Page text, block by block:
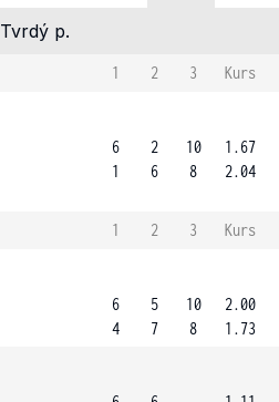
Tvrdý p.
1 2 3
Kurs
6
1
2
6
10
8
1.67
2.04
1 2 3
Kurs
6
4
5
7
10
8
2.00
1.73